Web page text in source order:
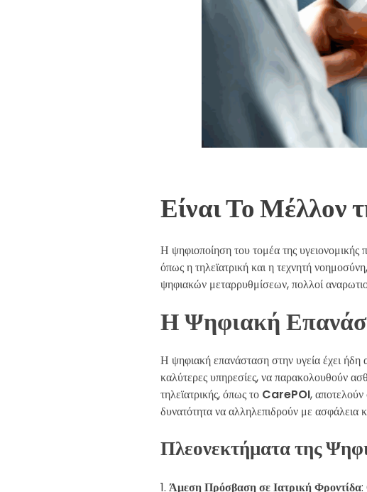
Είναι Το Μέλλον
Η ψηφιοποίηση του τομέα της υγειονομικής
όπως η τηλεϊατρική και η τεχνητή
ψηφιακών μεταρρυθμίσεων, πολλοί
Η Ψηφιακή
Η ψηφιακή επανάσταση στην υγεία έχει ήδη
καλύτερες υπηρεσίες, να παρακολουθούν
τηλεϊατρικής, όπως το CarePOI, αποτελούν
δυνατότητα να αλληλεπιδρούν με ασφάλεια
Πλεονεκτήματα της
Άμεση Πρόσβαση σε Ιατρική Φροντίδα: